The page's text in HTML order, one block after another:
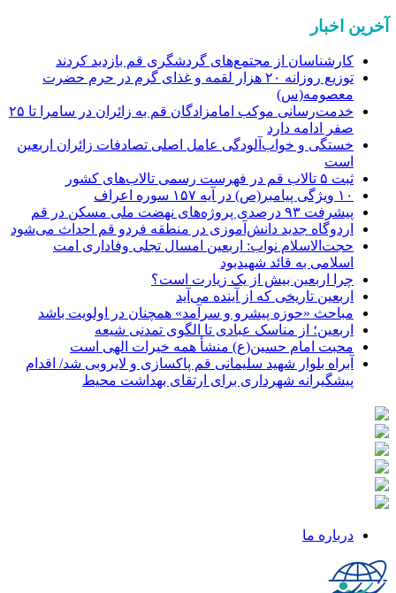
آخرین اخبار
کارشناسان از مجتمع‌های گردشگری قم بازدید کردند
توزیع روزانه ۲۰ هزار لقمه و غذای گرم در حرم حضرت
معصومه(س)
خدمت‌رسانی موکب امامزادگان قم به زائران در سامرا تا ۲۵
صفر ادامه دارد
خستگی و خواب‌آلودگی عامل اصلی تصادفات زائران اربعین
است
ثبت ۵ تالاب قم در فهرست رسمی تالاب‌های کشور
۱۰ ویژگی پیامبر(ص) در آیه ۱۵۷ سوره اعراف
پیشرفت ۹۳ درصدی پروژه‌های نهضت ملی مسکن در قم
اردوگاه جدید دانش‌آموزی در منطقه فردو قم احداث می‌شود
حجت‌الاسلام نواب: اربعین امسال تجلی وفاداری امت
اسلامی به قائد شهیدبود
چرا اربعین بیش از یک زیارت است؟
اربعین تاریخی که از آینده می‌آید
مباحث «حوزه پیشرو و سرآمد» همچنان در اولویت باشد
اربعین؛ از مناسک عبادی تا الگوی تمدنی شیعه
محبت امام حسین(ع) منشأ همه خیرات الهی است
آبراه بلوار شهید سلیمانی قم پاکسازی و لایروبی شد/ اقدام
پیشگیرانه شهرداری برای ارتقای بهداشت محیط
درباره ما